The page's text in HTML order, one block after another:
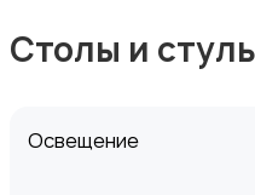
Столы и
Освещение